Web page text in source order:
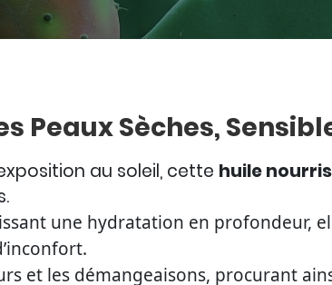
Peaux Sèches,
au soleil, cette huile
une hydratation en profondeur,
et les démangeaisons, procurant